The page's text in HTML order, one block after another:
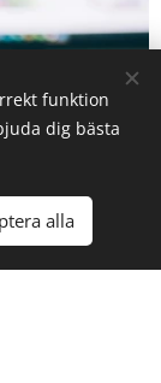
funktion
dig bästa
alla